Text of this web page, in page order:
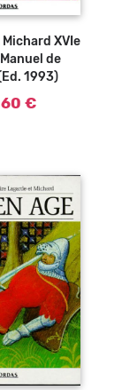
Ajouter au
XVIe
de
1993)
€
Ajouter au